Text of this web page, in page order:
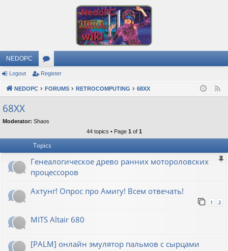
NEDOPC
or
u
s
Logout Register
NEDOPC FORUMS RETROCOMPUTING 68XX
68XX
Moderator: Shaos
44 topics • Page 1 of 1
Topics
Генеалогическое древо ранних мотороловских
процессоров
Ахтунг! Опрос про Амигу! Всем отвечать!
1 2
MITS Altair 680
[PALM] онлайн эмулятор пальмов с сырцами